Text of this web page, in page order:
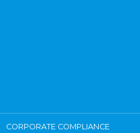
CORPORATE COMPLIANCE